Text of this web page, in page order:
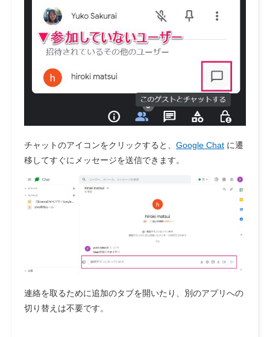
チャットのアイコンをクリックすると、 Google Chat に遷
移してすぐにメッセージを送信できます。
連絡を取るために追加のタブを開いたり、別のアプリへの
切り替えは不要です。